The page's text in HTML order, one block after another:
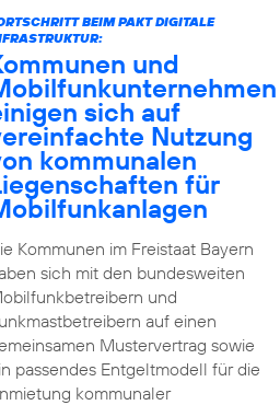
BEIM PAKT DIGITALE
und
sich auf
Nutzung
kommunalen
für
Kommunen im Freistaat Bayern
sich mit den bundesweiten
und
auf einen
Mustervertrag sowie
passendes Entgeltmodell für die
kommunaler